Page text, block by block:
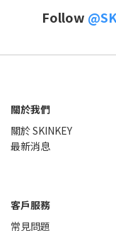
Follow
關於我們
關於 SKINKEY
最新消息
客戶服務
常見問題